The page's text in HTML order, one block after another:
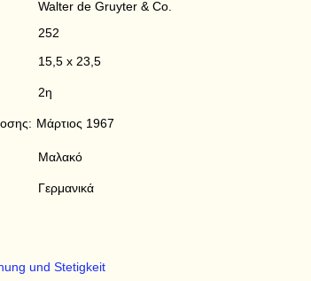
Walter de Gruyter & Co.
252
15,5 x 23,5
2η
Μάρτιος 1967
Μαλακό
Γερμανικά
und Stetigkeit